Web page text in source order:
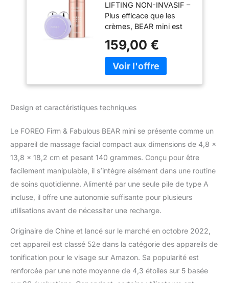
2.0 30ml | Appareil
massage visage |
Lifting visage |
Élimine le double
menton | Soin
visage | Coffret
cadeau
LIFTING NON-INVASIF –
Plus efficace que les
crèmes, BEAR mini est
visage qui tonifie les 65
muscles du visage et du
cou pour un effet anti-
appareil lifting visage à 3
courants pour cibler
l’ovale du visage et le
double menton
PULSATIONS T-SONIC –
Les appareils de
tonification pour le
visage détendent les
rides, stimulent le flux
sanguin et améliorent
l’absorption des soins de
la peau SYSTÈME ANTI-
SHOCK – Technologie
159,00 €
Design et caractéristiques techniques
Le FOREO Firm & Fabulous BEAR mini se présente comme un
appareil de massage facial compact aux dimensions de 4,8 x
13,8 x 18,2 cm et pesant 140 grammes. Conçu pour être
facilement manipulable, il s’intègre aisément dans une routine
de soins quotidienne. Alimenté par une seule pile de type A
incluse, il offre une autonomie suffisante pour plusieurs
utilisations avant de nécessiter une recharge.
Originaire de Chine et lancé sur le marché en octobre 2022,
cet appareil est classé 52e dans la catégorie des appareils de
tonification pour le visage sur Amazon. Sa popularité est
renforcée par une note moyenne de 4,3 étoiles sur 5 basée